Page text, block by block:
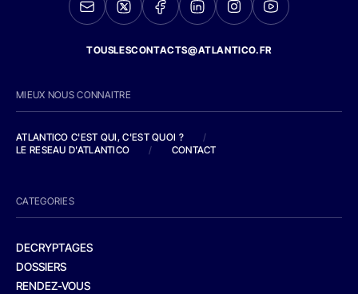
TOUSLESCONTACTS@ATLANTICO.FR
MIEUX NOUS CONNAITRE
ATLANTICO C'EST QUI, C'EST QUOI ?
/
LE RESEAU D'ATLANTICO
/ CONTACT
CATEGORIES
DECRYPTAGES
DOSSIERS
RENDEZ-VOUS